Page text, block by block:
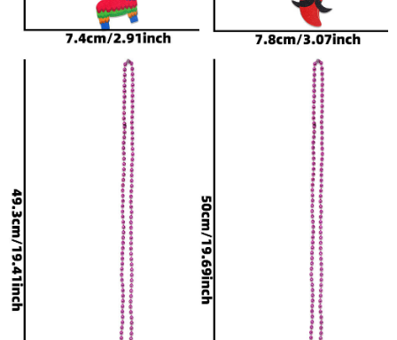
O)）。大件采用快运或者小
型物流商，大宗货物须发物
明，以便于您能在最短的时
间，最近的地点提到货物。
郑重声明，快递和物流都不
是我们能控制的，请不要因
为快递和物流服务态度和到
达的时间长短的不满来作为
对我们评价的依据。
5、关于签收： 货品送达时
请务必本人签收，如家人，
朋友，门卫等签收，一 律
视为本人收。请务必当场拆
开检查后再签收。如商品在
运输过程中有损坏的情况，